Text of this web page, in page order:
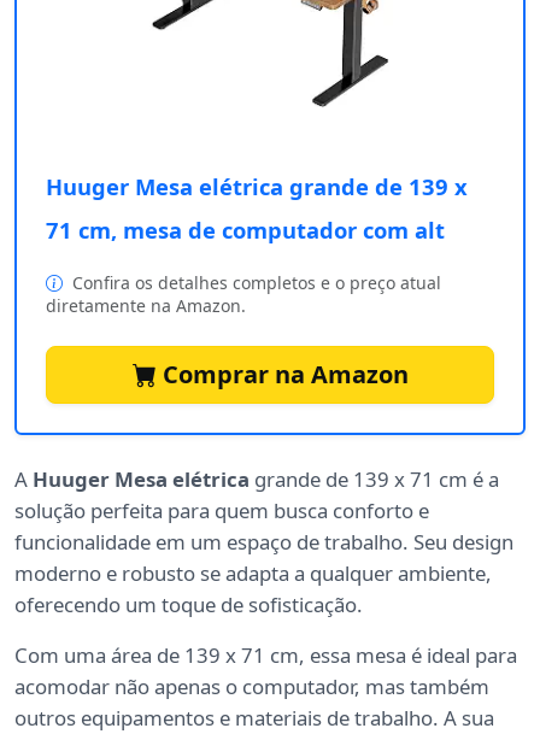
Huuger Mesa elétrica grande de 139 x
71 cm, mesa de computador com alt
Confira os detalhes completos e o preço atual
diretamente na Amazon.
Comprar na Amazon
A Huuger Mesa elétrica grande de 139 x 71 cm é a
solução perfeita para quem busca conforto e
funcionalidade em um espaço de trabalho. Seu design
moderno e robusto se adapta a qualquer ambiente,
oferecendo um toque de sofisticação.
Com uma área de 139 x 71 cm, essa mesa é ideal para
acomodar não apenas o computador, mas também
outros equipamentos e materiais de trabalho. A sua